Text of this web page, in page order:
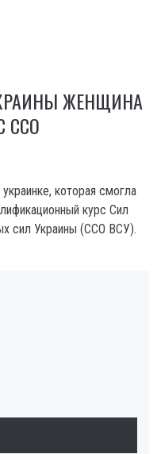
ЖЕНЩИНА
ССО
которая смогла
курс Сил
сил Украины (ССО ВСУ).